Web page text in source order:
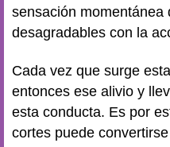
sensación momentánea
desagradables con la
Cada vez que surge
entonces ese alivio y
esta conducta. Es por
cortes puede